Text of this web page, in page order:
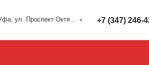
г. Уфа, ул. Проспект Октября 127 +7 (347) 246-